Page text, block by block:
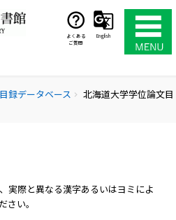
よくある
ご質問
English
録データベース chevron_right
北海道大学学位論文目
実際と異なる漢字あるいはヨミによ
さい。